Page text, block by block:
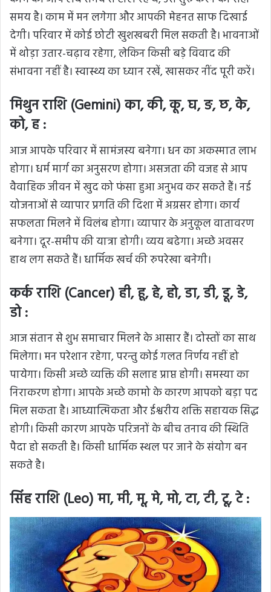
समय है। काम में मन लगेगा और आपकी मेहनत साफ दिखाई
देगी। परिवार में कोई छोटी खुशखबरी मिल सकती है। भावनाओं
में थोड़ा उतार-चढ़ाव रहेगा, लेकिन किसी बड़े विवाद की
संभावना नहीं है। स्वास्थ्य का ध्यान रखें, खासकर नींद पूरी करें।
मिथुन राशि (Gemini) का, की, कू, घ, ङ, छ, के,
को, ह :
आज आपके परिवार में सामंजस्य बनेगा। धन का अकस्मात लाभ
होगा। धर्म मार्ग का अनुसरण होगा। असजता की वजह से आप
वैवाहिक जीवन में खुद को फंसा हुआ अनुभव कर सकते हैं। नई
योजनाओं से व्यापार प्रगति की दिशा में अग्रसर होगा। कार्य
सफलता मिलने में विलंब होगा। व्यापार के अनुकूल वातावरण
बनेगा। दूर-समीप की यात्रा होगी। व्यय बढेगा। अच्छे अवसर
हाथ लग सकते हैं। धार्मिक खर्च की रुपरेखा बनेगी।
कर्क राशि (Cancer) ही, हू, हे, हो, डा, डी, डू, डे,
डो :
आज संतान से शुभ समाचार मिलने के आसार हैं। दोस्तों का साथ
मिलेगा। मन परेशान रहेगा, परन्तु कोई गलत निर्णय नहीं हो
पायेगा। किसी अच्छे व्यक्ति की सलाह प्राप्त होगी। समस्या का
निराकरण होगा। आपके अच्छे कामो के कारण आपको बड़ा पद
मिल सकता है। आध्यात्मिकता और ईश्वरीय शक्ति सहायक सिद्ध
होगी। किसी कारण आपके परिजनों के बीच तनाव की स्थिति
पैदा हो सकती है। किसी धार्मिक स्थल पर जाने के संयोग बन
सकते है।
सिंह राशि (Leo) मा, मी, मू, मे, मो, टा, टी, टू, टे :